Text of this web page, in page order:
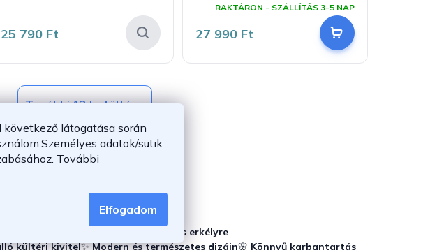
látogatása során
Személyes adatok/sütik
További
Elfogadom
25 790 Ft
RAKTÁRON - SZÁLLÍTÁS 3-5 NAP
27 990 Ft
L
i
a
r
További 12 betöltése
L
a
p
o
s
1 3
Tökéletes választás teraszra és erkélyre
kültéri kivitel✨Modern és természetes dizájn🌸 Könnyű karbantartás